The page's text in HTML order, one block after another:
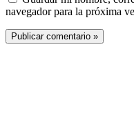
navegador para la próxima